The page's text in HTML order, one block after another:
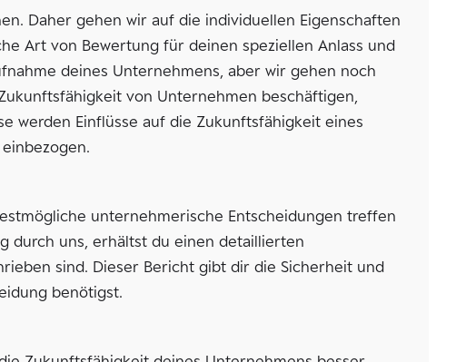
Daher gehen wir auf die individuellen Eigenschaften
Art von Bewertung für deinen speziellen Anlass und
deines Unternehmens, aber wir gehen noch
von Unternehmen beschäftigen,
werden Einflüsse auf die Zukunftsfähigkeit eines
unternehmerische Entscheidungen treffen
durch uns, erhältst du einen detaillierten
sind. Dieser Bericht gibt dir die Sicherheit und
benötigst.